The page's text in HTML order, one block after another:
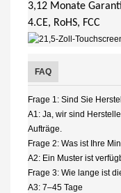
3,12 Monate
4.CE, RoHS, FCC
FAQ
Frage 1: Sind Sie
A1: Ja, wir sind
Aufträge.
Frage 2: Was ist Ihre
A2: Ein Muster ist
Frage 3: Wie lange ist
A3: 7–45 Tage